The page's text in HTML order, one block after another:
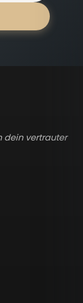
dein vertrauter